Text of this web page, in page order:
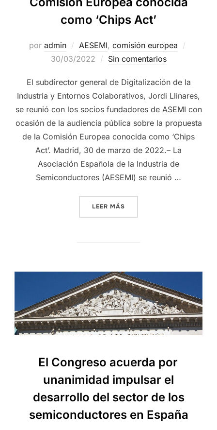
como ‘Chips Act’
por admin AESEMI, comisión europea
30/03/2022
Sin comentarios
El subdirector general de Digitalización de la
Industria y Entornos Colaborativos, Jordi Llinares,
se reunió con los socios fundadores de ASEMI con
ocasión de la audiencia pública sobre la propuesta
de la Comisión Europea conocida como ‘Chips
Act’. Madrid, 30 de marzo de 2022.– La
Asociación Española de la Industria de
Semiconductores (AESEMI) se reunió …
LEER MÁS
El Congreso acuerda por
unanimidad impulsar el
desarrollo del sector de los
semiconductores en España